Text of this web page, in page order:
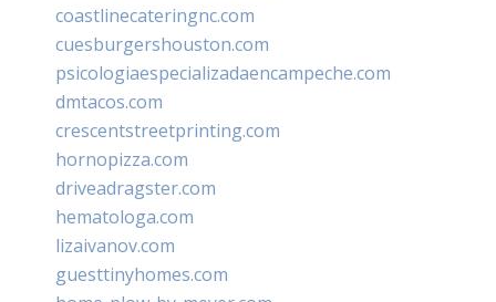
coastlinecateringnc.com
cuesburgershouston.com
psicologiaespecializadaencampeche.com
dmtacos.com
crescentstreetprinting.com
hornopizza.com
driveadragster.com
hematologa.com
lizaivanov.com
guesttinyhomes.com